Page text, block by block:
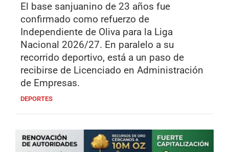
El base sanjuanino de 23 años fue
confirmado como refuerzo de
Independiente de Oliva para la Liga
Nacional 2026/27. En paralelo a su
recorrido deportivo, está a un paso de
recibirse de Licenciado en Administración
de Empresas.
DEPORTES